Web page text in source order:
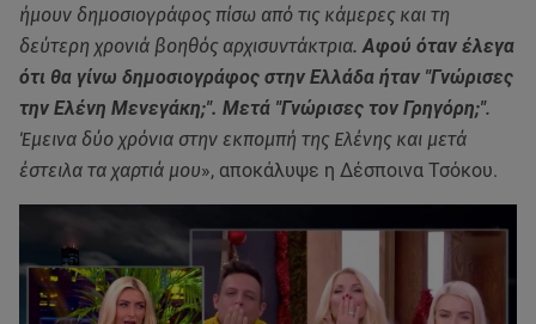
ήμουν δημοσιογράφος πίσω από τις κάμερες και τη
δεύτερη χρονιά βοηθός αρχισυντάκτρια. Αφού όταν έλεγα
ότι θα γίνω δημοσιογράφος στην Ελλάδα ήταν "Γνώρισες
την Ελένη Μενεγάκη;". Μετά "Γνώρισες τον Γρηγόρη;".
Έμεινα δύο χρόνια στην εκπομπή της Ελένης και μετά
έστειλα τα χαρτιά μου», αποκάλυψε η Δέσποινα Τσόκου.